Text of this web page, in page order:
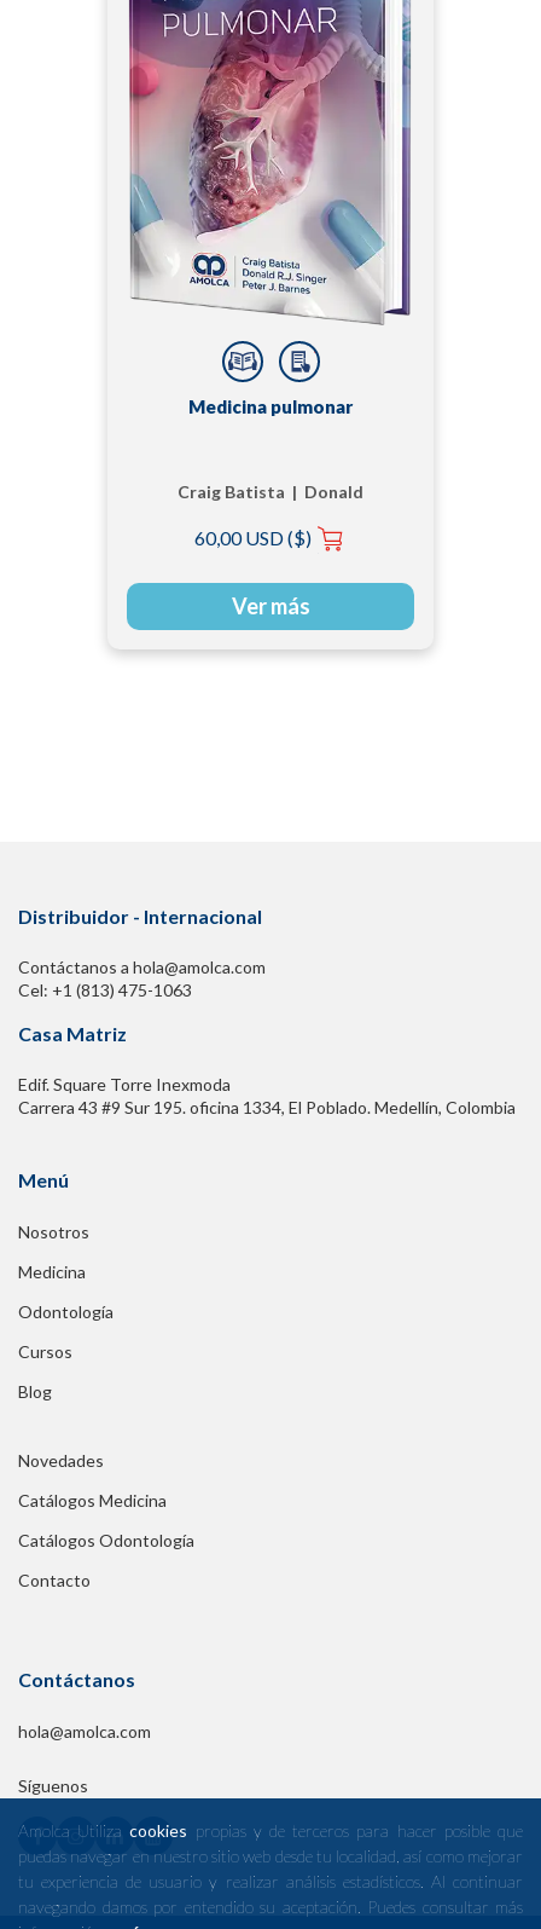
Medicina pulmonar
Craig Batista | Donald
Barnes
60,00 USD ($)
Ver más
Distribuidor - Internacional
Contáctanos a hola@amolca.com
Cel: +1 (813) 475-1063
Casa Matriz
Edif. Square Torre Inexmoda
Carrera 43 #9 Sur 195. oficina 1334, El Poblado. Medellín, Colombia
Menú
Nosotros
Medicina
Odontología
Cursos
Blog
Novedades
Catálogos Medicina
Catálogos Odontología
Contacto
Contáctanos
hola@amolca.com
Síguenos
Amolca Utilizacookies propias y de terceros para hacer posible que
puedas navegar en nuestro sitio web desde tu localidad, así como mejorar
tu experiencia de usuario y realizar análisis estadísticos. Al continuar
navegando damos por entendido su aceptación. Puedes consultar más